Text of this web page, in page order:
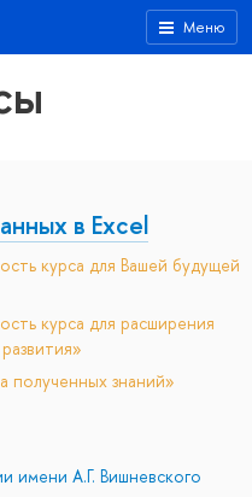
Меню
в Excel
курса для Вашей будущей
курса для расширения
полученных знаний»
имени А.Г. Вишневского